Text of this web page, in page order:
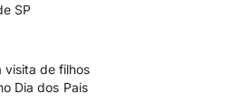
SP
visita de filhos
Dia dos Pais